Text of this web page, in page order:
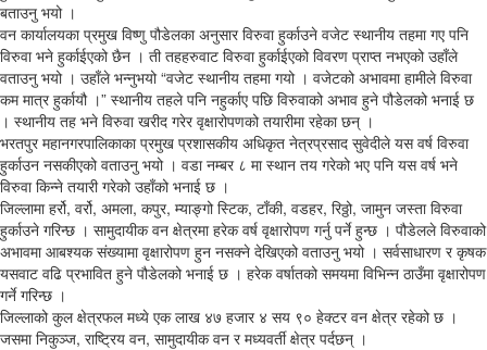
बताउनु भयो ।
वन कार्यालयका प्रमुख विष्णु पौडेलका अनुसार विरुवा हुर्काउने वजेट स्थानीय तहमा गए पनि
विरुवा भने हुर्काईएको छैन । ती तहहरुवाट विरुवा हुर्काईएको विवरण प्राप्त नभएको उहाँले
वताउनु भयो । उहाँले भन्नुभयो “वजेट स्थानीय तहमा गयो । वजेटको अभावमा हामीले विरुवा
कम मात्र हुर्कायौ ।” स्थानीय तहले पनि नहुर्काए पछि विरुवाको अभाव हुने पौडेलको भनाई छ
। स्थानीय तह भने विरुवा खरीद गरेर वृक्षारोपणको तयारीमा रहेका छन् ।
भरतपुर महानगरपालिकाका प्रमुख प्रशासकीय अधिकृत नेत्रप्रसाद सुवेदीले यस वर्ष विरुवा
हुर्काउन नसकीएको वताउनु भयो । वडा नम्बर ८ मा स्थान तय गरेको भए पनि यस वर्ष भने
विरुवा किन्ने तयारी गरेको उहाँको भनाई छ ।
जिल्लामा हर्रो, वर्रो, अमला, कपुर, म्याङ्गो स्टिक, टाँकी, वडहर, रिठ्ठो, जामुन जस्ता विरुवा
हुर्काउने गरिन्छ । सामुदायीक वन क्षेत्रमा हरेक वर्ष वृक्षारोपण गर्नु पर्ने हुन्छ । पौडेलले विरुवाको
अभावमा आबश्यक संख्यामा वृक्षारोपण हुन नसक्ने देखिएको वताउनु भयो । सर्वसाधारण र कृषक
यसवाट वढि प्रभावित हुने पौडेलको भनाई छ । हरेक वर्षातको समयमा विभिन्न ठाउँमा वृक्षारोपण
गर्ने गरिन्छ ।
जिल्लाको कुल क्षेत्रफल मध्ये एक लाख ४७ हजार ४ सय ९० हेक्टर वन क्षेत्र रहेको छ ।
जसमा निकुञ्ज, राष्ट्रिय वन, सामुदायीक वन र मध्यवर्ती क्षेत्र पर्दछन् ।